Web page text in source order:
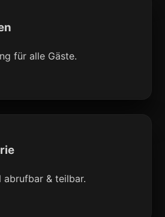
für alle Gäste.
& teilbar.